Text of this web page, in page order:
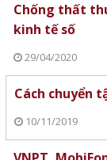
Chống thất
kinh tế số
29/04/2020
Cách chuyển
10/11/2019